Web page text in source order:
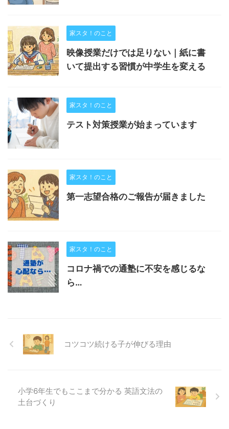
家スタ！のこと
映像授業だけでは足りない｜紙に書
いて提出する習慣が中学生を変える
家スタ！のこと
テスト対策授業が始まっています
家スタ！のこと
第一志望合格のご報告が届きました
家スタ！のこと
コロナ禍での通塾に不安を感じるな
ら…
コツコツ続ける子が伸びる理由
小学6年生でもここまで分かる 英語文法の
土台づくり